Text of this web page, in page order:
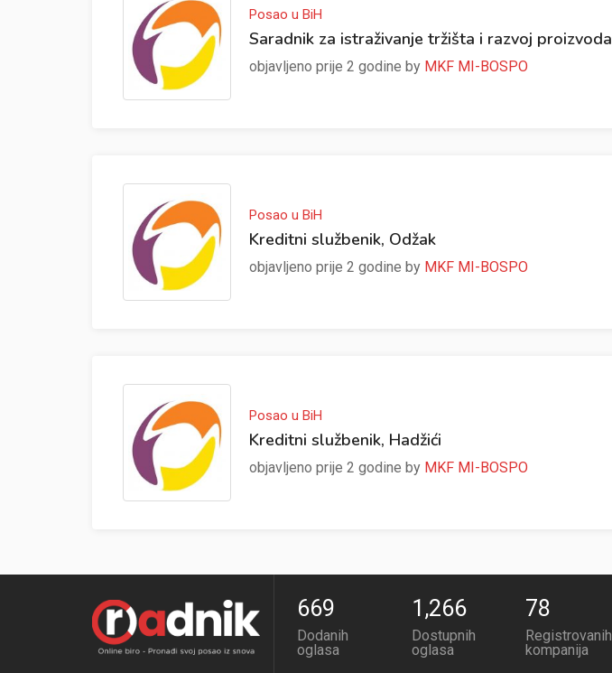
Posao u BiH
Saradnik za istraživanje tržišta i razvoj proizvoda
objavljeno prije 2 godine by MKF MI-BOSPO
Posao u BiH
Kreditni službenik, Odžak
objavljeno prije 2 godine by MKF MI-BOSPO
Posao u BiH
Kreditni službenik, Hadžići
objavljeno prije 2 godine by MKF MI-BOSPO
670
Dodanih
oglasa
1,267
Dostupnih
oglasa
79
Registrovanih
kompanija